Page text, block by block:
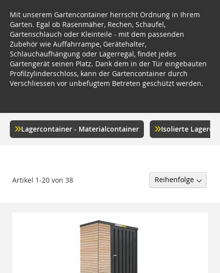
Mit unserem Gartencontainer herrscht Ordnung in Ihrem
Garten. Egal ob Rasenmäher, Rechen, Schaufel,
Gartenschlauch oder Kleinteile - mit dem passenden
Zubehör wie Auffahrrampe, Gerätehalter,
Schlauchaufhängung oder Lagerregal, findet jedes
Gartengerät seinen Platz. Dank dem in der Tür eingebauten
Profilzylinderschloss, kann der Gartencontainer durch
Verschliessen vor unbefugtem Betreten geschützt werden.
Lagercontainer - Materialcontainer Isolierte
Artikel 1-20 von 38